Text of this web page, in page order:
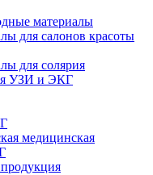
материалы
для салонов красоты
для солярия
УЗИ и ЭКГ
медицинская